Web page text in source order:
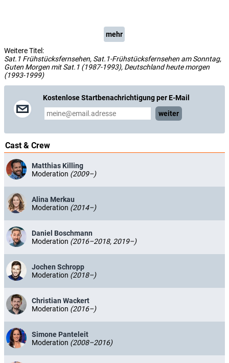
mehr
Weitere Titel:
Sat.1 Frühstücksfernsehen, Sat.1-Frühstücksfernsehen am Sonntag,
Guten Morgen mit Sat.1 (1987-1993), Deutschland heute morgen
(1993-1999)
Kostenlose Startbenachrichtigung per E-Mail
weiter
Cast & Crew
Matthias Killing
Moderation (2009–)
Alina Merkau
Moderation (2014–)
Daniel Boschmann
Moderation (2016–2018, 2019–)
Jochen Schropp
Moderation (2018–)
Christian Wackert
Moderation (2016–)
Simone Panteleit
Moderation (2008–2016)